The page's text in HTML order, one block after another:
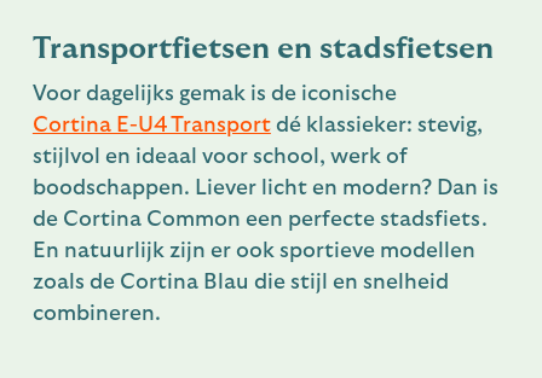
Transportfietsen en stadsfietsen
Voor dagelijks gemak is de iconische
Cortina E-U4 Transportdé klassieker: stevig,
stijlvol en ideaal voor school, werk of
boodschappen. Liever licht en modern? Dan is
de Cortina Common een perfecte stadsfiets.
En natuurlijk zijn er ook sportieve modellen
zoals de Cortina Blau die stijl en snelheid
combineren.